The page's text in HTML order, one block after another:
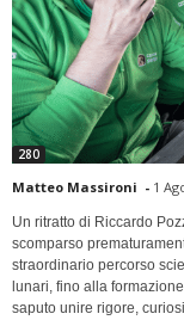
280
Matteo Massironi - 1
Un ritratto di Riccardo
scomparso
straordinario percorso
lunari, fino alla
saputo unire rigore,